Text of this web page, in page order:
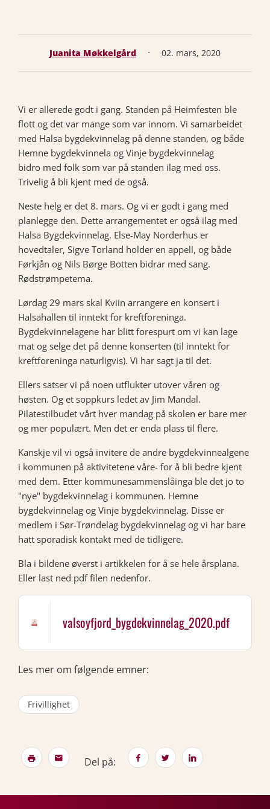
Juanita Møkkelgård · 02. mars, 2020
Vi er allerede godt i gang. Standen på Heimfesten ble
flott og det var mange som var innom. Vi samarbeidet
med Halsa bygdekvinnelag på denne standen, og både
Hemne bygdekvinnela og Vinje bygdekvinnelag
bidro med folk som var på standen ilag med oss.
Trivelig å bli kjent med de også.
Neste helg er det 8. mars. Og vi er godt i gang med
planlegge den. Dette arrangementet er også ilag med
Halsa Bygdekvinnelag. Else-May Norderhus er
hovedtaler, Sigve Torland holder en appell, og både
Førkjån og Nils Børge Botten bidrar med sang.
Rødstrømpetema.
Lørdag 29 mars skal Kviin arrangere en konsert i
Halsahallen til inntekt for kreftforeninga.
Bygdekvinnelagene har blitt forespurt om vi kan lage
mat og selge det på denne konserten (til inntekt for
kreftforeninga naturligvis). Vi har sagt ja til det.
Ellers satser vi på noen utflukter utover våren og
høsten. Og et soppkurs ledet av Jim Mandal.
Pilatestilbudet vårt hver mandag på skolen er bare mer
og mer populært. Men det er enda plass til flere.
Kanskje vil vi også invitere de andre bygdekvinnealgene
i kommunen på aktivitetene våre- for å bli bedre kjent
med dem. Etter kommunesammenslåinga ble det jo to
"nye" bygdekvinnelag i kommunen. Hemne
bygdekvinnelag og Vinje bygdekvinnelag. Disse er
medlem i Sør-Trøndelag bygdekvinnelag og vi har bare
hatt sporadisk kontakt med de tidligere.
Bla i bildene øverst i artikkelen for å se hele årsplana.
Eller last ned pdf filen nedenfor.
valsoyfjord_bygdekvinnelag_2020.pdf
Les mer om følgende emner:
Frivillighet
Del på: